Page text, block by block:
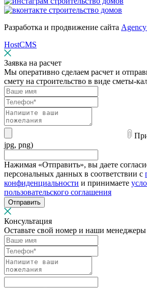
Разработка и продвижение сайта
HostCMS
Заявка на расчет
Мы оперативно сделаем расчет и
смету на строительство в виде сметы-
jpg, png)
Нажимая «Отправить», вы даете
персональных данных в соответствии с
конфиденциальности и принимаете
пользовательского соглашения
Отправить
Консультация
Оставьте свой номер и наши менеджеры